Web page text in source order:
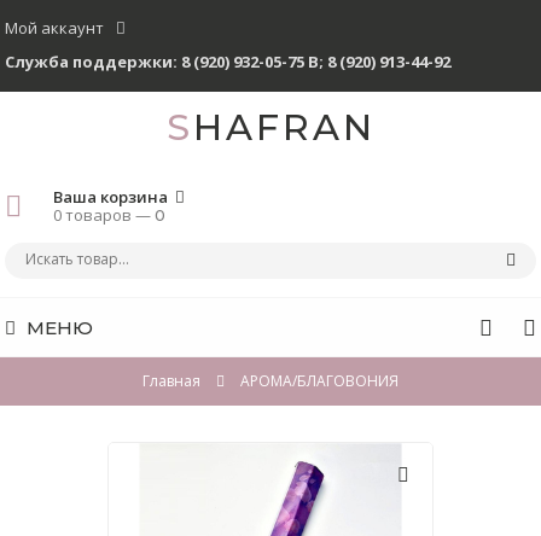
Мой аккаунт
Служба поддержки: 8 (920) 932-05-75 В; 8 (920) 913-44-92
SHAFRAN
Ваша корзина
0 товаров —0
МЕНЮ
Главная АРОМА/БЛАГОВОНИЯ